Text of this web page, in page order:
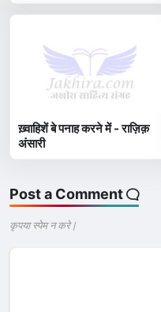
ख़्वाहिशें बे पनाह करने में - राज़िक़
अंसारी
Post a Comment
कृपया स्पेम न करे |